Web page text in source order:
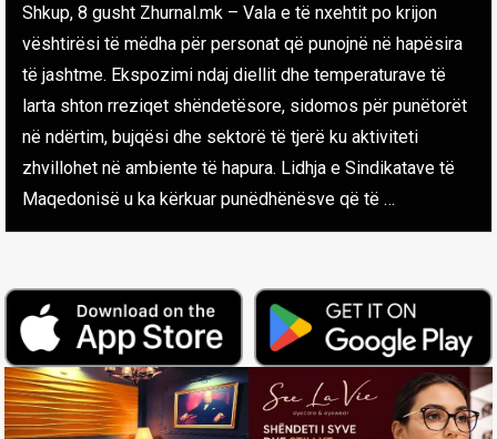
Shkup, 8 gusht Zhurnal.mk – Vala e të nxehtit po krijon
vështirësi të mëdha për personat që punojnë në hapësira
të jashtme. Ekspozimi ndaj diellit dhe temperaturave të
larta shton rreziqet shëndetësore, sidomos për punëtorët
në ndërtim, bujqësi dhe sektorë të tjerë ku aktiviteti
zhvillohet në ambiente të hapura. Lidhja e Sindikatave të
Maqedonisë u ka kërkuar punëdhënësve që të …